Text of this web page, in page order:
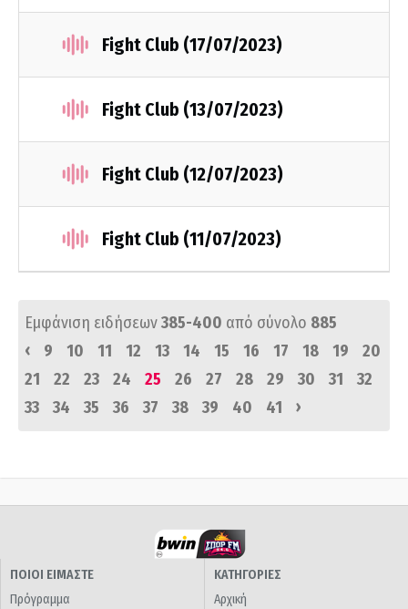
Fight Club (17/07/2023)
Fight Club (13/07/2023)
Fight Club (12/07/2023)
Fight Club (11/07/2023)
Εμφάνιση ειδήσεων385-400 από σύνολο 885
‹
9 10 11 12 13 14 15 16 17 18 19
20
21
22 23 24 25 26 27 28 29 30 31
32
33
34 35 36 37 38 39 40 41 ›
ΠΟΙΟΙ ΕΙΜΑΣΤΕ
Πρόγραμμα
ΚΑΤΗΓΟΡΙΕΣ
Αρχική